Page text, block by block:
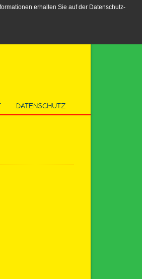
DATENSCHUTZ
erhalten Sie auf der Datenschutz-